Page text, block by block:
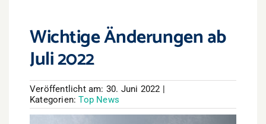
Wichtige Änderungen ab
Juli 2022
Veröffentlicht am: 30. Juni 2022 |
Kategorien:Top News